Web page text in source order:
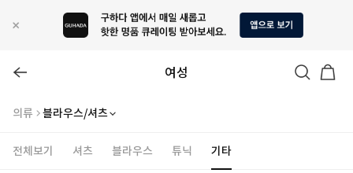
여성
의류 블라우스/셔츠
전체보기 셔츠 블라우스 튜닉 기타